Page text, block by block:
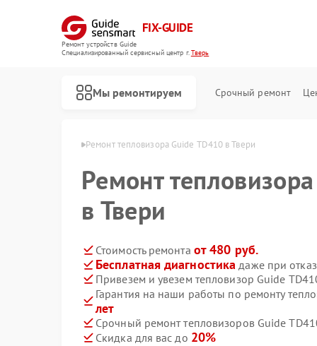
FIX-GUIDE
Ремонт устройств Guide
Специализированный cервисный центр г.Тверь
Мы ремонтируем Срочный ремонт
Guide в Твери Ремонт тепловизора Guide TD410 в Твери
Ремонт
в Твери
Стоимость ремонта от 480 руб.
Бесплатная диагностика даже при
Привезем и увезем тепловизор Guide
Гарантия на наши работы по ремонту
лет
Срочный ремонт тепловизоров Guide
Скидка для вас до 20%